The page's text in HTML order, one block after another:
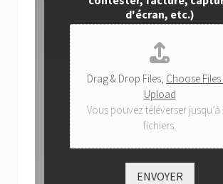
d'écran, etc.)
Drag & Drop Files, Choose
Upload
Vous pouvez téléverser jusqu’à
fichiers.
ENVOYER